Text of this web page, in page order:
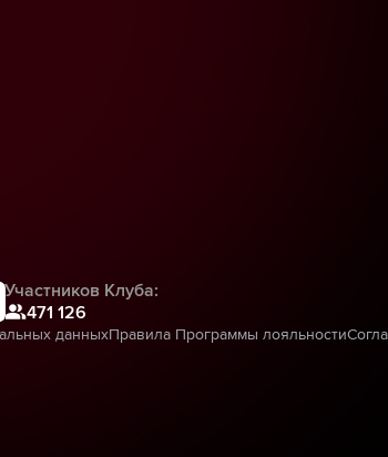
Участников Клуба:
471 126
данныхПравила Программы лояльности